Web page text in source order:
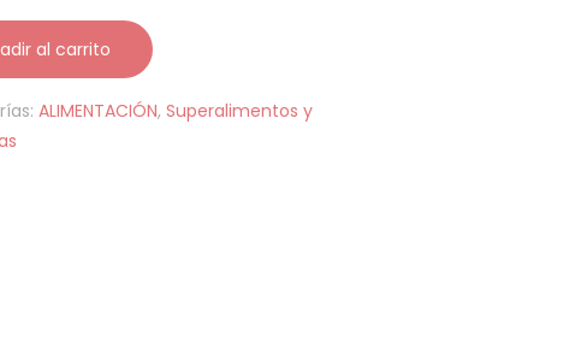
al carrito
ALIMENTACIÓN,Superalimentos y